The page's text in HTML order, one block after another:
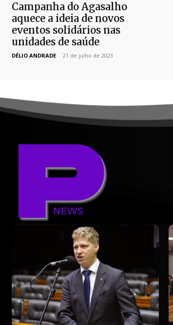
Campanha do Agasalho
aquece a ideia de novos
eventos solidários nas
unidades de saúde
DÉLIO ANDRADE - 21 de julho de 2023